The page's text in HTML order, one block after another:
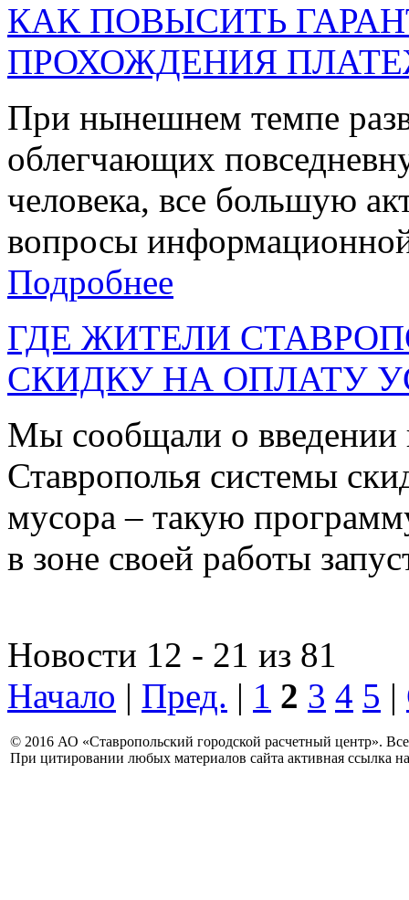
КАК ПОВЫСИТЬ
ПРОХОЖДЕНИЯ
При нынешнем темпе
облегчающих
человека, все большую
вопросы
Подробнее
ГДЕ ЖИТЕЛИ
СКИДКУ НА ОПЛАТУ
Мы сообщали о введении
Ставрополья системы
мусора – такую
в зоне своей работы
Новости 12 - 21 из 81
Начало | Пред. | 1 2 3 4 5 |
© 2016 АО «Ставропольский городской расчетный центр».
При цитировании любых материалов сайта активная ссылка